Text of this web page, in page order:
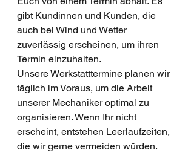
gibt Kundinnen und Kunden, die
auch bei Wind und Wetter
zuverlässig erscheinen, um ihren
Termin einzuhalten.
Unsere Werkstatttermine planen wir
täglich im Voraus, um die Arbeit
unserer Mechaniker optimal zu
organisieren. Wenn Ihr nicht
erscheint, entstehen Leerlaufzeiten,
die wir gerne vermeiden würden.